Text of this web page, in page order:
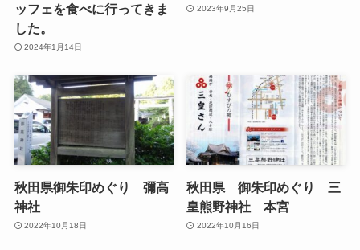
ッフェを食べに行ってきま
した。
2024年1月14日
2023年9月25日
秋田県御朱印めぐり 彌高
神社
2022年10月18日
秋田県 御朱印めぐり 三
皇熊野神社 本宮
2022年10月16日